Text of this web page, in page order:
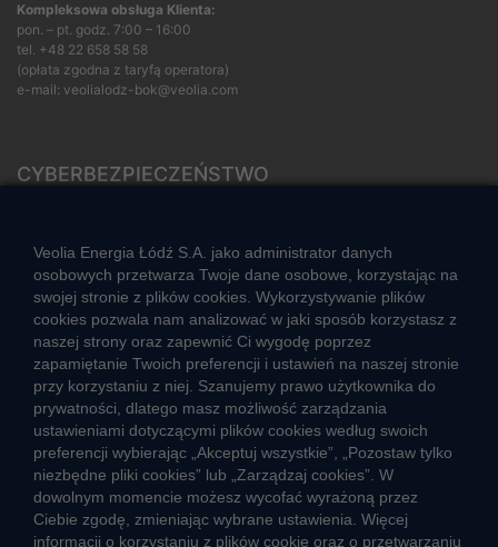
Kompleksowa obsługa Klienta:
pon. – pt. godz. 7:00 – 16:00
tel. +48 22 658 58 58
(opłata zgodna z taryfą operatora)
e-mail: veolialodz-bok@veolia.com
CYBERBEZPIECZEŃSTWO
CIEPŁO SYSTEMOWE
Zalety ciepła systemowego
Ciepło przez cały rok
Usługi okołociepłownicze
Informacje ciepła systemowego
Veolia Energia Łódź S.A. jako administrator danych
osobowych przetwarza Twoje dane osobowe, korzystając na
swojej stronie z plików cookies. Wykorzystywanie plików
cookies pozwala nam analizować w jaki sposób korzystasz z
naszej strony oraz zapewnić Ci wygodę poprzez
zapamiętanie Twoich preferencji i ustawień na naszej stronie
przy korzystaniu z niej. Szanujemy prawo użytkownika do
prywatności, dlatego masz możliwość zarządzania
ustawieniami dotyczącymi plików cookies według swoich
preferencji wybierając „Akceptuj wszystkie”, „Pozostaw tylko
niezbędne pliki cookies” lub „Zarządzaj cookies”. W
dowolnym momencie możesz wycofać wyrażoną przez
Ciebie zgodę, zmieniając wybrane ustawienia. Więcej
informacji o korzystaniu z plików cookie oraz o przetwarzaniu